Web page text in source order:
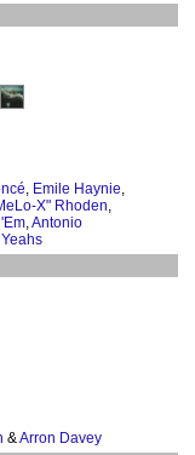
, Emile Haynie,
X" Rhoden,
,Antonio
&Arron Davey